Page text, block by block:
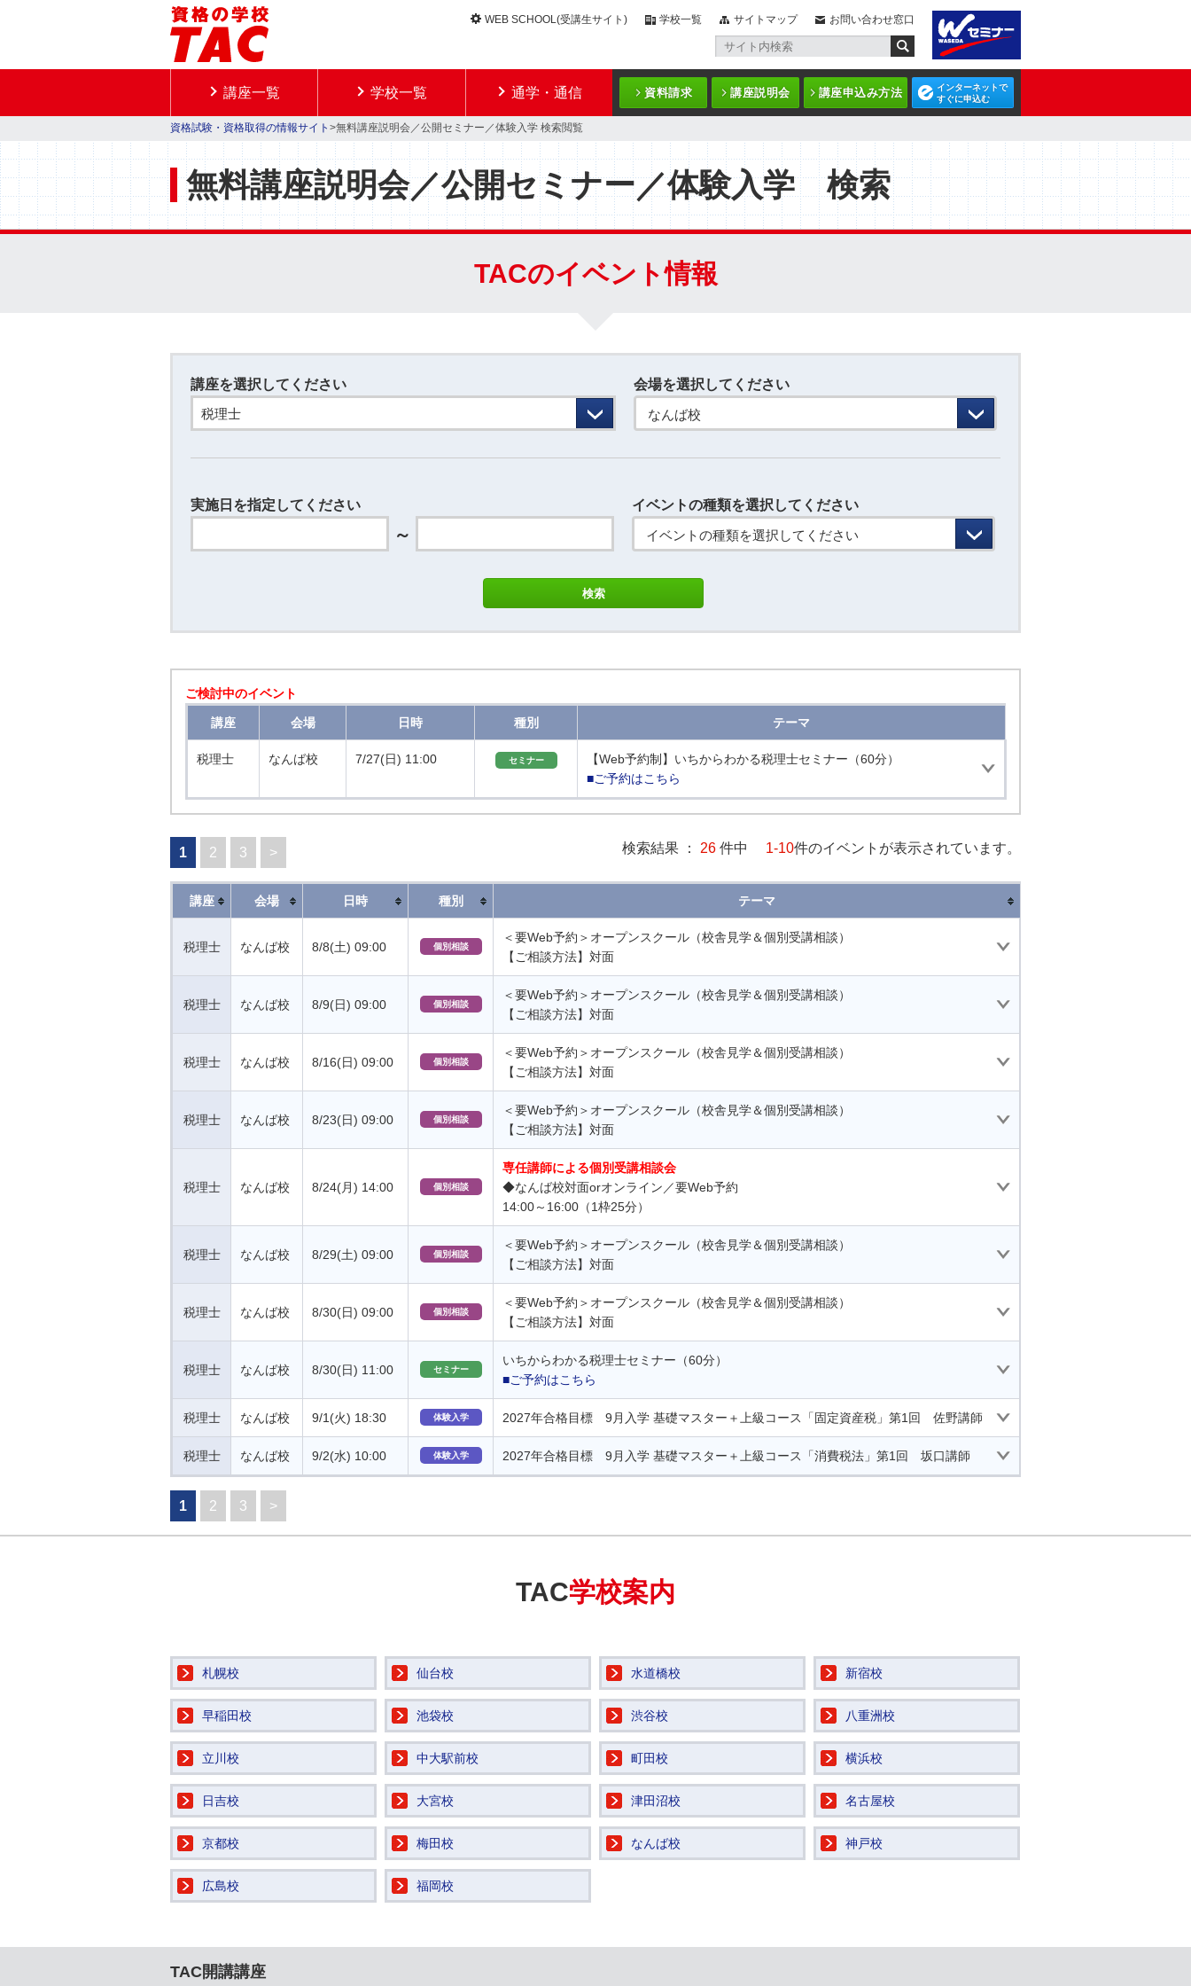
WEB SCHOOL(受講生サイト) 学校一覧 サイトマップ お問い合わせ窓口
講座一覧 学校一覧 通学・通信 資料請求 講座説明会 講座申込み方法
インターネットで
すぐに申込む
資格試験・資格取得の情報サイト >無料講座説明会／公開セミナー／体験入学 検索閲覧
無料講座説明会／公開セミナー／体験入学 検索
TACのイベント情報
講座を選択してください
会場を選択してください
なんば校
実施日を指定してください
～
イベントの種類を選択してください
イベントの種類を選択してください
ご検討中のイベント
講座 会場 日時 種別 テーマ
税理士 なんば校 7/27(日) 11:00 セミナー
【Web予約制】いちからわかる税理士セミナー（60分）
■ご予約はこちら
1 2 3 > 検索結果 ： 26 件中 1-10件のイベントが表示されています。
講座 会場 日時 種別 テーマ
税理士 なんば校 8/8(土) 09:00 個別相談
＜要Web予約＞オープンスクール（校舎見学＆個別受講相談）
【ご相談方法】対面
税理士 なんば校 8/9(日) 09:00 個別相談
＜要Web予約＞オープンスクール（校舎見学＆個別受講相談）
【ご相談方法】対面
税理士 なんば校 8/16(日) 09:00 個別相談
＜要Web予約＞オープンスクール（校舎見学＆個別受講相談）
【ご相談方法】対面
税理士 なんば校 8/23(日) 09:00 個別相談
＜要Web予約＞オープンスクール（校舎見学＆個別受講相談）
【ご相談方法】対面
税理士 なんば校 8/24(月) 14:00 個別相談
専任講師による個別受講相談会
◆なんば校対面orオンライン／要Web予約
14:00～16:00（1枠25分）
税理士 なんば校 8/29(土) 09:00 個別相談
＜要Web予約＞オープンスクール（校舎見学＆個別受講相談）
【ご相談方法】対面
税理士 なんば校 8/30(日) 09:00 個別相談
＜要Web予約＞オープンスクール（校舎見学＆個別受講相談）
【ご相談方法】対面
税理士 なんば校 8/30(日) 11:00 セミナー
いちからわかる税理士セミナー（60分）
■ご予約はこちら
税理士 なんば校 9/1(火) 18:30 体験入学 2027年合格目標 9月入学 基礎マスター＋上級コース「固定資産税」第1回 佐野講師
税理士 なんば校 9/2(水) 10:00 体験入学 2027年合格目標 9月入学 基礎マスター＋上級コース「消費税法」第1回 坂口講師
1 2 3 >
TAC学校案内
札幌校 仙台校 水道橋校 新宿校
早稲田校 池袋校 渋谷校 八重洲校
立川校 中大駅前校 町田校 横浜校
日吉校 大宮校 津田沼校 名古屋校
京都校 梅田校 なんば校 神戸校
広島校 福岡校
TAC開講講座